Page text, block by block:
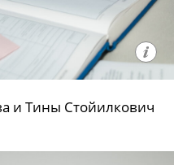
и Тины Стойилкович